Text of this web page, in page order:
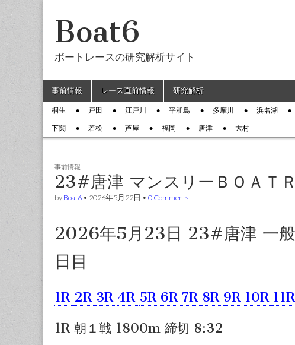
Boat6
ボートレースの研究解析サイト
Main menu
Skip to content
事前情報 レース直前情報 研究解析
Sub menu
桐生 戸田 江戸川 平和島 多摩川 浜名湖
下関 若松 芦屋 福岡 唐津 大村
事前情報
23#唐津 マンスリーＢＯＡＴ
by Boat6 • 2026年5月22日 • 0 Comments
2026年5月23日 23#唐津 一般
日目
1R 2R 3R 4R 5R 6R 7R 8R 9R 10R 11R
1R 朝１戦 1800m 締切 8:32